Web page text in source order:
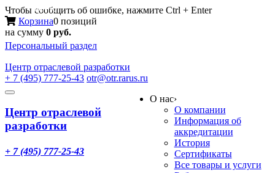
Чтобы сообщить об ошибке, нажмите Ctrl + Enter
Корзина0 позиций
на сумму 0 руб.
Персональный раздел
Центр отраслевой разработки
+ 7 (495) 777-25-43 otr@otr.rarus.ru
Toggle
Меню
Центр отраслевой
разработки
+ 7 (495) 777-25-43
О нас›
О компании
Информация об
аккредитации
История
Сертификаты
Все товары и услуги